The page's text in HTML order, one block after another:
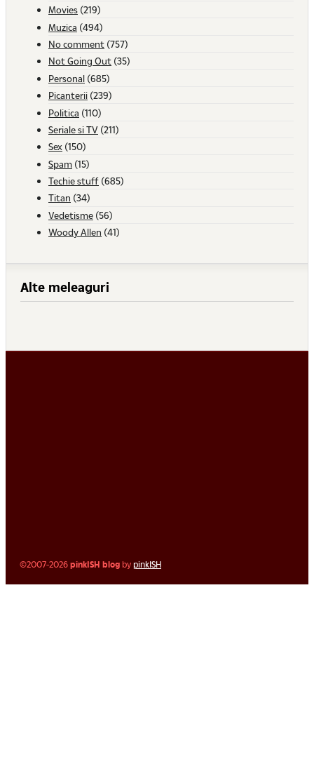
Movies (219)
Muzica (494)
No comment (757)
Not Going Out (35)
Personal (685)
Picanterii (239)
Politica (110)
Seriale si TV (211)
Sex (150)
Spam (15)
Techie stuff (685)
Titan (34)
Vedetisme (56)
Woody Allen (41)
Alte meleaguri
©2007-2026pinkISH blog bypinkISH